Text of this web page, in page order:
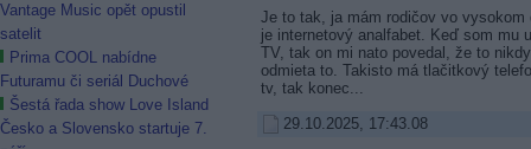
Vantage Music opět opustil
satelit
Prima COOL nabídne
Futuramu či seriál Duchové
Šestá řada show Love Island
Česko a Slovensko startuje 7.
Je to tak, ja mám rodičov vo vysokom
je internetový analfabet. Keď som mu
TV, tak on mi nato povedal, že to
odmieta to. Takisto má tlačitkový
tv, tak konec...
29.10.2025, 17:43.08